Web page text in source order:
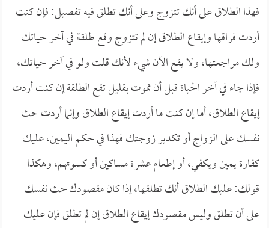
فهذا الطلاق على أنك تتزوج وعلى أنك تطلق فيه تفصيل: فإن كنت
أردت فراقها وإيقاع الطلاق إن لم تتزوج وقع طلقة في آخر حياتك
ولك مراجعتها، ولا يقع الآن شيء لأنك قلت ولو في آخر حياتك،
فإذا جاء في آخر الحياة قبل أن تموت بقليل تقع الطلقة إن كنت أردت
إيقاع الطلاق، أما إن كنت ما أردت إيقاع الطلاق وإنما أردت حث
نفسك على الزواج أو تكدير زوجتك فهذا في حكم اليمين، عليك
كفارة يمين ويكفي، أو إطعام عشرة مساكين أو كسوتهم، وهكذا
قولك: عليك الطلاق أنك تطلقها، إذا كان مقصودك حث نفسك
على أن تطلق وليس مقصودك إيقاع الطلاق إن لم تطلق فإن عليك